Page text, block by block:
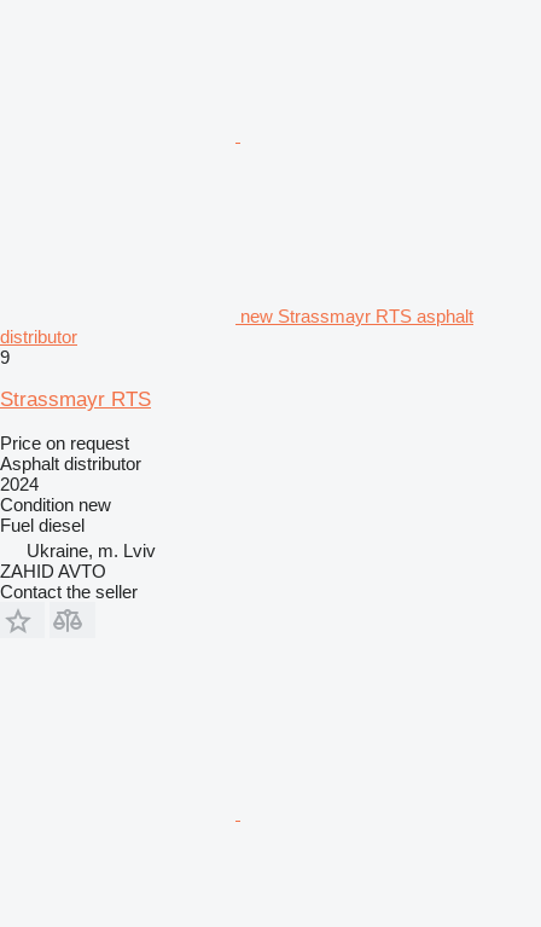
new Strassmayr RTS asphalt
distributor
9
Strassmayr RTS
Price on request
Asphalt distributor
2024
Condition new
Fuel diesel
Ukraine, m. Lviv
ZAHID AVTO
Contact the seller